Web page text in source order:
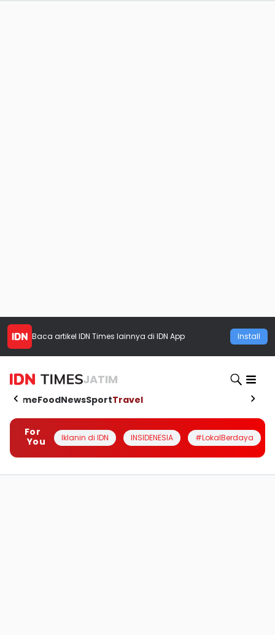
Baca artikel IDN Times lainnya di IDN App Install
JATIM
HomeFoodNewsSportTravel
For
You
Iklanin di IDN INSIDENESIA #LokalBerdaya